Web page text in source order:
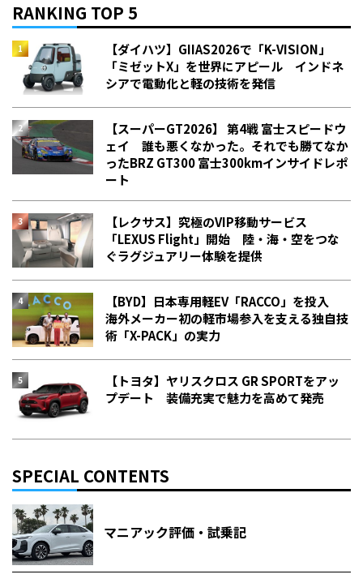
RANKING TOP 5
【ダイハツ】GIIAS2026で「K-VISION」
「ミゼットX」を世界にアピール インドネ
シアで電動化と軽の技術を発信
【スーパーGT2026】 第4戦 富士スピードウ
ェイ 誰も悪くなかった。それでも勝てなか
った――BRZ GT300 富士300kmインサイドレポ
ート
【レクサス】究極のVIP移動サービス
「LEXUS Flight」開始 陸・海・空をつな
ぐラグジュアリー体験を提供
【BYD】日本専用軽EV「RACCO」を投入
海外メーカー初の軽市場参入を支える独自技
術「X-PACK」の実力
【トヨタ】ヤリスクロス GR SPORTをアッ
プデート 装備充実で魅力を高めて発売
SPECIAL CONTENTS
マニアック評価・試乗記